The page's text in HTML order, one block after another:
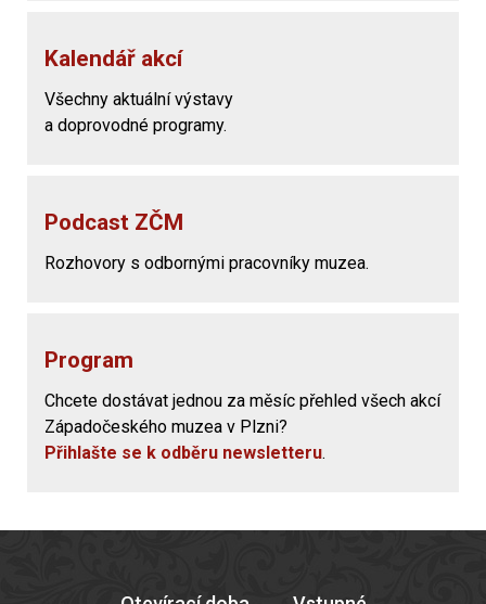
Kalendář akcí
Všechny aktuální výstavy
a doprovodné programy.
Podcast ZČM
Rozhovory s odbornými pracovníky muzea.
Program
Chcete dostávat jednou za měsíc přehled všech akcí
Západočeského muzea v Plzni?
Přihlašte se k odběru newsletteru.